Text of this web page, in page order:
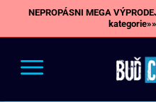
NEPROPÁSNI MEGA